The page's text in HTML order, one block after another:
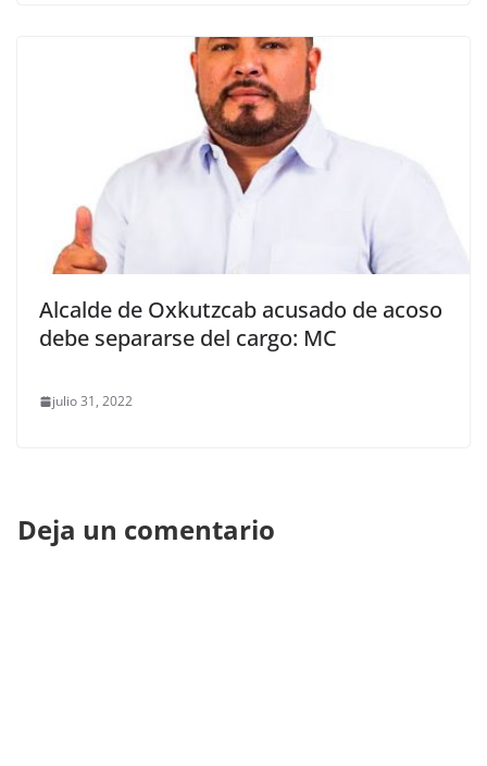
Alcalde de Oxkutzcab acusado de acoso
debe separarse del cargo: MC
julio 31, 2022
Deja un comentario